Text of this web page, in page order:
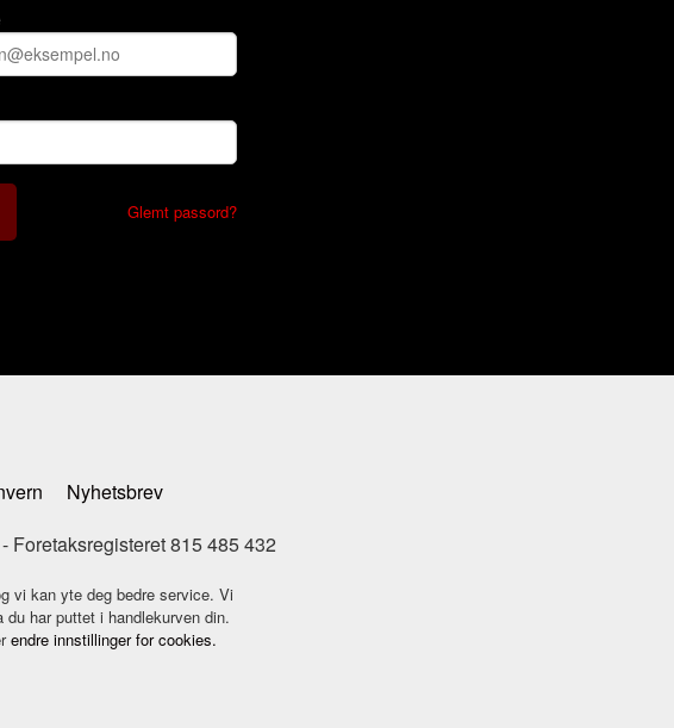
Glemt passord?
Nyhetsbrev
- Foretaksregisteret 815 485 432
vi kan yte deg bedre service. Vi
har puttet i handlekurven din.
endre innstillinger for cookies.